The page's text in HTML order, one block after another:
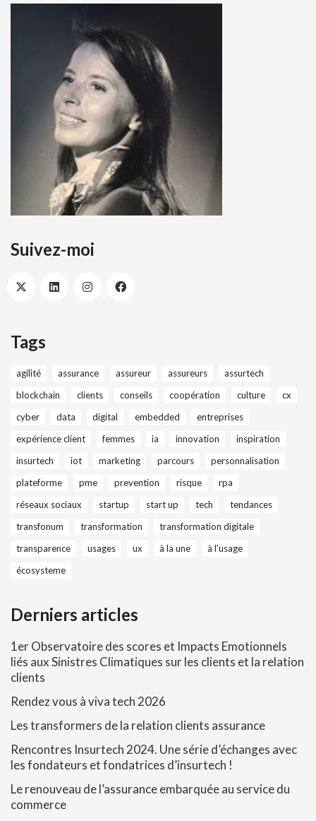
Suivez-moi
Tags
agilité assurance assureur assureurs
assurtech
blockchain
clients conseils coopération culture
cx
cyber
data digital embedded
entreprises
expérience client
femmes ia innovation
inspiration
insurtech
iot marketing parcours
personnalisation
plateforme
pme prevention risque
rpa
réseaux sociaux
startup start up tech
tendances
transfonum
transformation
transformation digitale
transparence
usages ux à la une
à l'usage
écosysteme
Derniers articles
1er Observatoire des scores et Impacts Emotionnels
liés aux Sinistres Climatiques sur les clients et la relation
clients
Rendez vous à viva tech 2026
Les transformers de la relation clients assurance
Rencontres Insurtech 2024. Une série d’échanges avec
les fondateurs et fondatrices d’insurtech !
Le renouveau de l’assurance embarquée au service du
commerce